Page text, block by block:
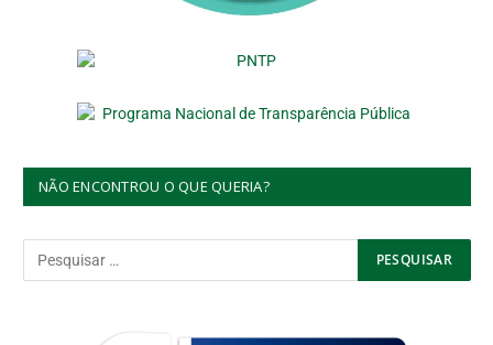
NÃO ENCONTROU O QUE QUERIA?